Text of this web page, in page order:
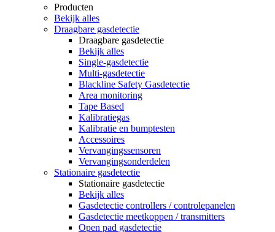
Producten
Bekijk alles
Draagbare gasdetectie
Draagbare gasdetectie
Bekijk alles
Single-gasdetectie
Multi-gasdetectie
Blackline Safety Gasdetectie
Area monitoring
Tape Based
Kalibratiegas
Kalibratie en bumptesten
Accessoires
Vervangingssensoren
Vervangingsonderdelen
Stationaire gasdetectie
Stationaire gasdetectie
Bekijk alles
Gasdetectie controllers / controlepanelen
Gasdetectie meetkoppen / transmitters
Open pad gasdetectie